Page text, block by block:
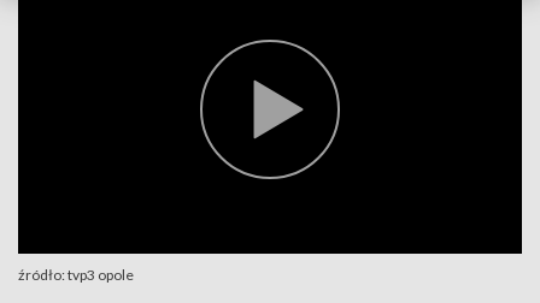
źródło: tvp3 opole